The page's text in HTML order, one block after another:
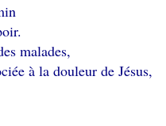
malades,
à la douleur de Jésus,